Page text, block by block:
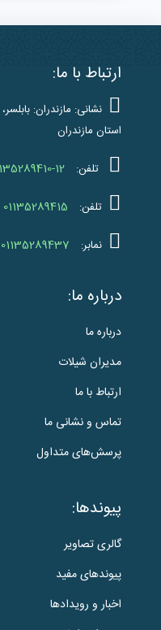
ارتباط با ما:
نشانی: مازندران:
استان مازندران
تلفن: 12
تلفن: 01135289415
نمابر: 01135289437
درباره ما:
درباره ما
مدیران شیلات
ارتباط با ما
تماس و نشانی ما
پرسش‌های متداول
پیوندها:
گالری تصاویر
پیوندهای مفید
اخبار و رویدادها